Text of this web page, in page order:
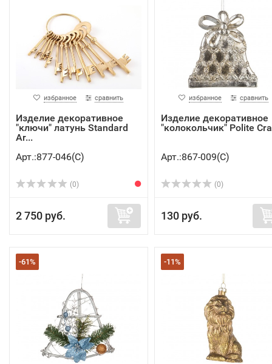
избранное сравнить
Изделие декоративное
"ключи" латунь Standard
Ar...
Арт.:877-046(C)
(0)
2 750 руб.
избранное сравнить
Изделие декоративное
"колокольчик" Polite
Арт.:867-009(C)
(0)
130 руб.
-61% -11%